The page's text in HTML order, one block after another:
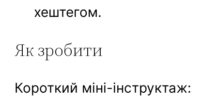
хештегом.
Як зробити
Короткий міні-інструктаж: